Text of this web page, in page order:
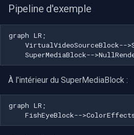
Pipeline d'exemple
graph LR;
VirtualVideoSourceBlock--
SuperMediaBlock--
À l'intérieur du SuperMediaBlock :
graph LR;
FishEyeBlock--